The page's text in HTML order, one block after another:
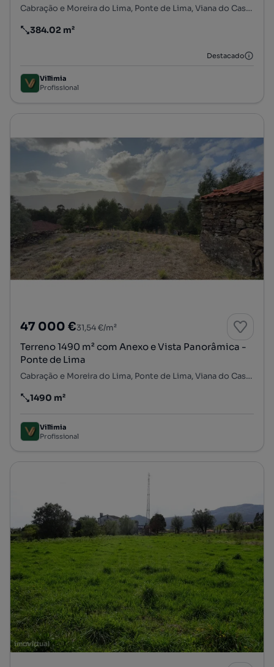
Cabração e Moreira do Lima, Ponte de Lima, Viana do Castelo
Preço por metro quadrado
384.02 m²
Destacado
Villimia
Profissional
47 000 €31,54 €/m²
Terreno 1490 m² com Anexo e Vista Panorâmica -
Ponte de Lima
Cabração e Moreira do Lima, Ponte de Lima, Viana do Castelo
Preço por metro quadrado
1490 m²
Villimia
Profissional